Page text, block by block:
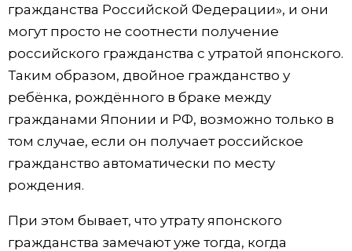
гражданства Российской Федерации», и они
могут просто не соотнести получение
российского гражданства с утратой японского.
Таким образом, двойное гражданство у
ребёнка, рождённого в браке между
гражданами Японии и РФ, возможно только в
том случае, если он получает российское
гражданство автоматически по месту
рождения.
При этом бывает, что утрату японского
гражданства замечают уже тогда, когда